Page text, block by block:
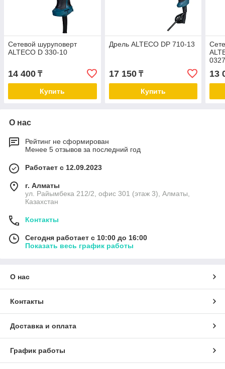
Сетевой шуруповерт
ALTECO D 330-10
14 400 ₸
Купить
Дрель ALTECO DP 710-13
17 150₸
Купить
13
О нас
Рейтинг не сформирован
Менее 5 отзывов за последний год
Работает с 12.09.2023
г. Алматы
ул. Райымбека 212/2, офис 301 (этаж 3), Алматы,
Казахстан
Контакты
Сегодня работает с 10:00 до 16:00
Показать весь график работы
О нас
Контакты
Доставка и оплата
График работы